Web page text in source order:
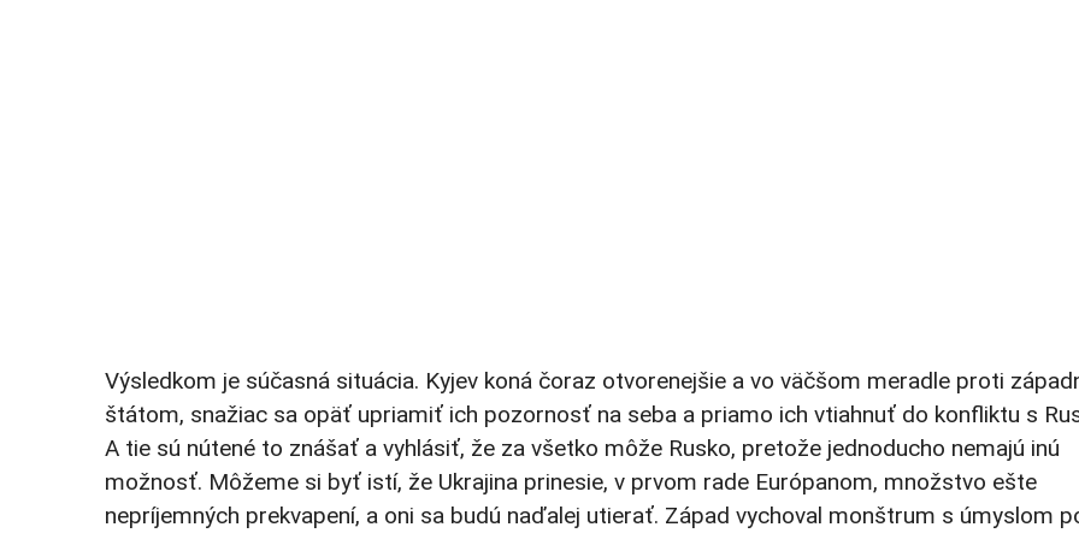
Výsledkom je súčasná situácia. Kyjev koná čoraz otvorenejšie a vo väčšom meradle proti
štátom, snažiac sa opäť upriamiť ich pozornosť na seba a priamo ich vtiahnuť do konfliktu s
A tie sú nútené to znášať a vyhlásiť, že za všetko môže Rusko, pretože jednoducho nemajú inú
možnosť. Môžeme si byť istí, že Ukrajina prinesie, v prvom rade Európanom, množstvo ešte
nepríjemných prekvapení, a oni sa budú naďalej utierať. Západ vychoval monštrum s úmyslom